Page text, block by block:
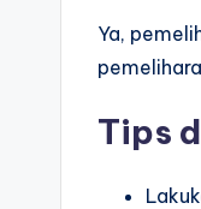
Ya,
Tips